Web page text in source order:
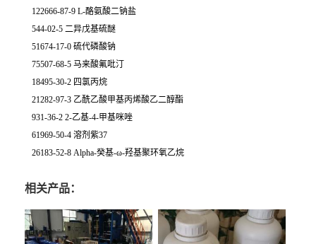
122666-87-9 L-酪氨酸二钠盐
544-02-5 二异戊基硫醚
51674-17-0 硫代磷酸钠
75507-68-5 马来酸氟吡汀
18495-30-2 四氯丙烷
21282-97-3 乙酰乙酸甲基丙烯酸乙二醇酯
931-36-2 2-乙基-4-甲基咪唑
61969-50-4 溶剂紫37
26183-52-8 Alpha-癸基-ω-羟基聚环氧乙烷
相关产品：